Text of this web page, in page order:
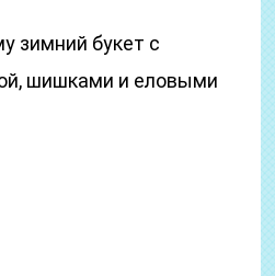
зимний букет с
шишками и еловыми